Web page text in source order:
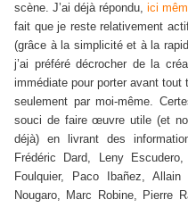
scène. J’ai déjà répondu,ici
fait que je reste relativement
(grâce à la simplicité et à la
j’ai préféré décrocher de la
immédiate pour porter avant
seulement par moi-même.
souci de faire œuvre utile (et
déjà) en livrant des
Frédéric Dard, Leny
Foulquier, Paco Ibañez,
Nougaro, Marc Robine, Pierre